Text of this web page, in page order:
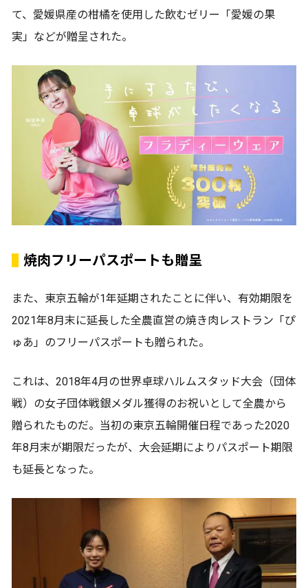
て、愛媛県産の柑橘を使用した飲むゼリー「愛媛の果
実」などが贈呈された。
焼肉フリーパスポートも贈呈
また、東京五輪が1年延期されたことに伴い、有効期限を
2021年8月末に延長した全農直営の焼き肉レストラン「ぴ
ゅあ」のフリーパスポートも贈られた。
これは、2018年4月の世界卓球ハルムスタッド大会（団体
戦）の女子団体戦銀メダル獲得のお祝いとして全農から
贈られたものだ。当初の東京五輪開催日程であった2020
年8月末が期限だったが、大会延期によりパスポート期限
も延長となった。